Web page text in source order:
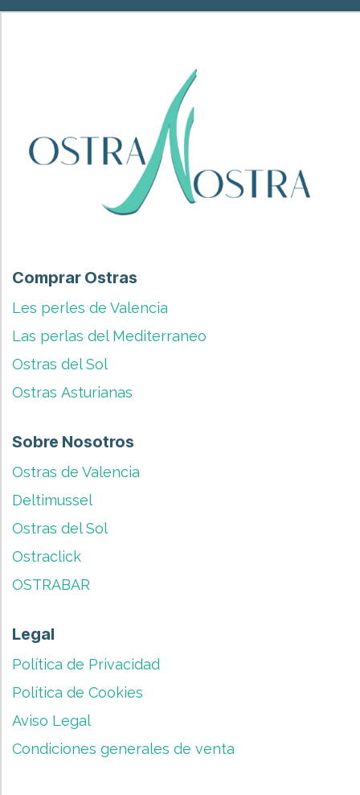
Comprar Ostras
Les perles de Valencia
Las perlas del Mediterraneo
Ostras del Sol
Ostras Asturianas
Sobre Nosotros
Ostras de Valencia
Deltimussel
Ostras del Sol
Ostraclick​
OSTRABAR
Legal
Política de Privacidad
Política de Cookies
Aviso Legal
Condiciones generales de venta